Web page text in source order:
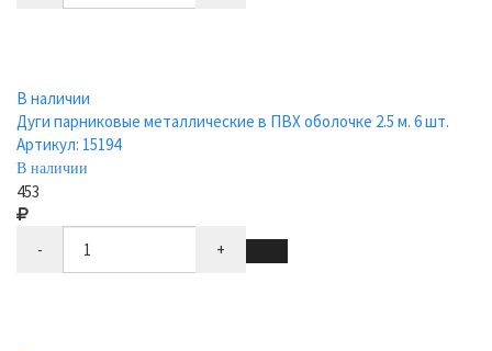
В наличии
Дуги парниковые металлические в ПВХ оболочке 2.5 м. 6 шт.
Артикул: 15194
В наличии
453
- +